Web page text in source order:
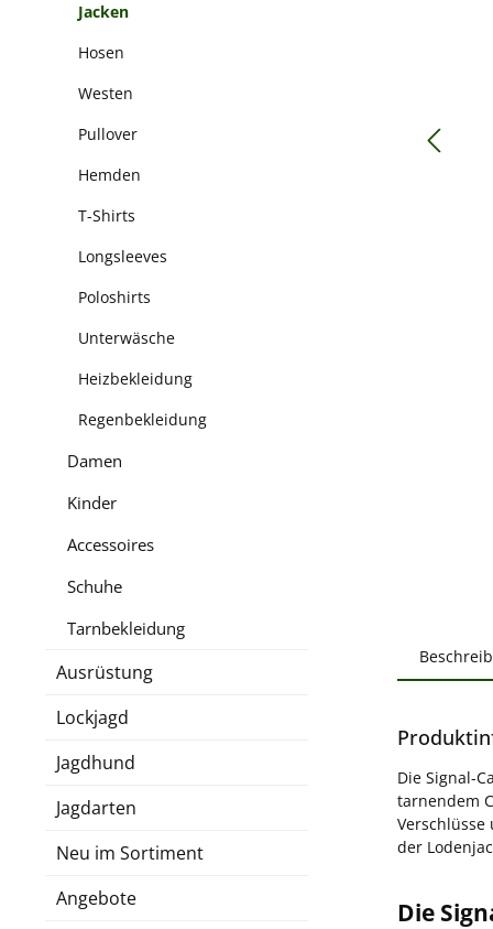
Jacken
Hosen
Westen
Pullover
Hemden
T-Shirts
Longsleeves
Poloshirts
Unterwäsche
Heizbekleidung
Regenbekleidung
Damen
Kinder
Accessoires
Schuhe
Tarnbekleidung
Ausrüstung
Lockjagd
Jagdhund
Jagdarten
Neu im Sortiment
Angebote
Die Signal-
tarnendem
der
Die